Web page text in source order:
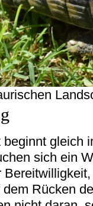
gleich
sich ein
Rücken